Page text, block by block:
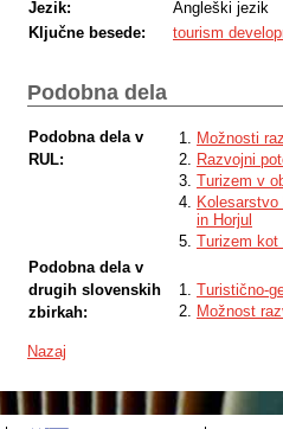
Jezik:
Angleški jezik
Ključne besede:
tourism
Podobna dela
Podobna dela v
RUL:
Možnosti
Razvojni
Turizem v
in Horjul
Turizem kot
Podobna dela v
drugih slovenskih
zbirkah:
Turistično-
Možnost
Nazaj